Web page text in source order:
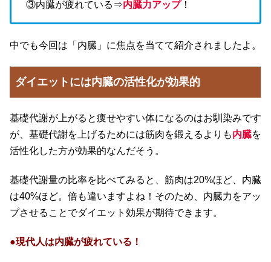
③内臓が疲れている⇒内臓力アップ！
中でも今回は「内臓」に焦点を当てて紹介されましたよ。
ダイエットには内臓の活性化が効果的
基礎代謝が上がると痩せやすい体になるのはお馴染みです
が、基礎代謝を上げるためには筋肉を鍛えるよりも内臓を
活性化した方が効果的なんだそう。
基礎代謝量の比率を比べてみると、筋肉は20%ほど、内臓
は40%ほど。倍も違いますよね！そのため、内臓力をアッ
プさせることでダイエット効果が期待できます。
●現代人は内臓が疲れている！